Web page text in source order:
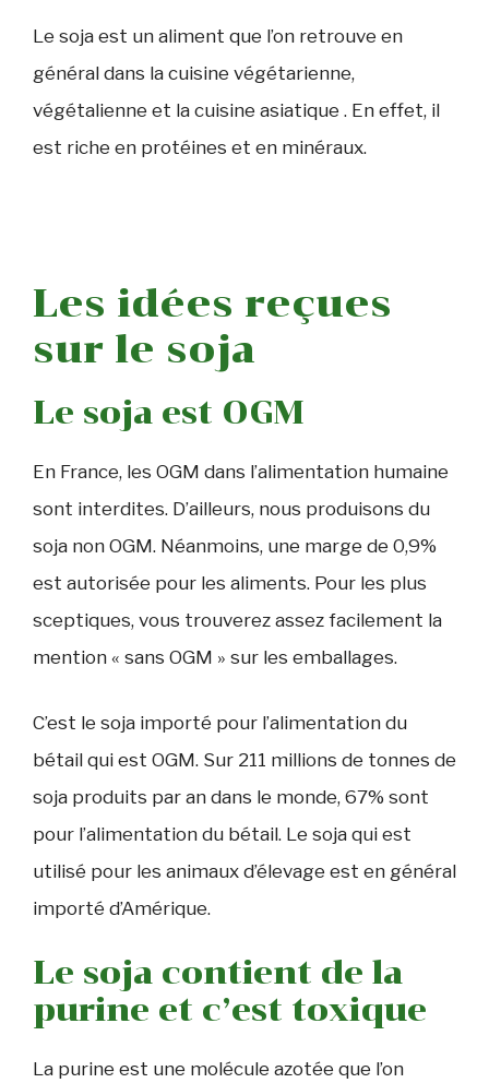
Le soja est un aliment que l’on retrouve en
général dans la cuisine végétarienne,
végétalienne et la cuisine asiatique . En effet, il
est riche en protéines et en minéraux.
Les idées reçues
sur le soja
Le soja est OGM
En France, les OGM dans l’alimentation humaine
sont interdites. D’ailleurs, nous produisons du
soja non OGM. Néanmoins, une marge de 0,9%
est autorisée pour les aliments. Pour les plus
sceptiques, vous trouverez assez facilement la
mention « sans OGM » sur les emballages.
C’est le soja importé pour l’alimentation du
bétail qui est OGM. Sur 211 millions de tonnes de
soja produits par an dans le monde, 67% sont
pour l’alimentation du bétail. Le soja qui est
utilisé pour les animaux d’élevage est en général
importé d’Amérique.
Le soja contient de la
purine et c’est toxique
La purine est une molécule azotée que l’on